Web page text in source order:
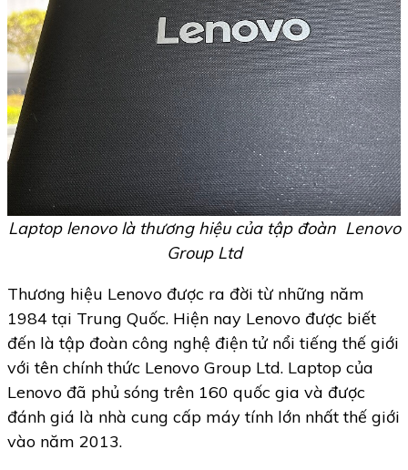
Laptop lenovo là thương hiệu của tập đoàn Lenovo
Group Ltd
Thương hiệu Lenovo được ra đời từ những năm
1984 tại Trung Quốc. Hiện nay Lenovo được biết
đến là tập đoàn công nghệ điện tử nổi tiếng thế giới
với tên chính thức Lenovo Group Ltd. Laptop của
Lenovo đã phủ sóng trên 160 quốc gia và được
đánh giá là nhà cung cấp máy tính lớn nhất thế giới
vào năm 2013.